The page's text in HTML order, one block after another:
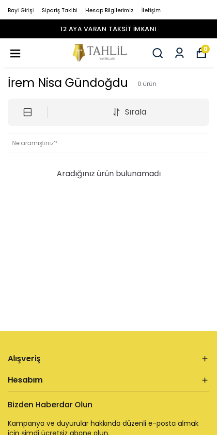
Bayi Girişi Sipariş Takibi Hesap Bilgilerimiz İletişim
12 AYA VARAN TAKSİT İMKANI
0
İrem Nisa Gündoğdu 0 ürün
Sırala
Aradığınız ürün bulunamadı
Alışveriş
Hesabım
Bizden Haberdar Olun
Kampanya ve duyurular hakkında düzenli e-posta almak
için şimdi ücretsiz abone olun.